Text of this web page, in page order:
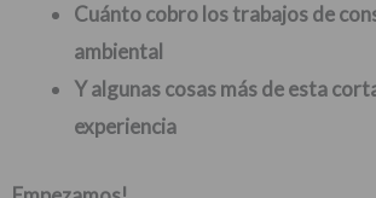
Cuánto cobro los trabajos de
ambiental
Y algunas cosas más de esta
experiencia